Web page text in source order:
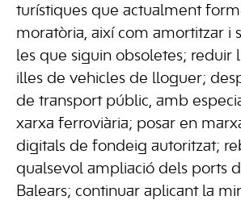
turístiques que actualment
moratòria, així com amortitzar i
les que siguin obsoletes; reduir
illes de vehicles de lloguer;
de transport públic, amb
xarxa ferroviària; posar en
digitals de fondeig autoritzat;
qualsevol ampliació dels ports
Balears; continuar aplicant la